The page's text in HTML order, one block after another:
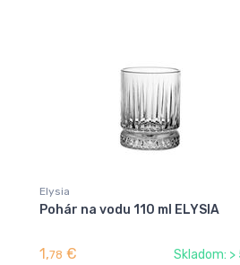
Elysia
Pohár na vodu 110 ml ELYSIA
1,78 € Skladom: >